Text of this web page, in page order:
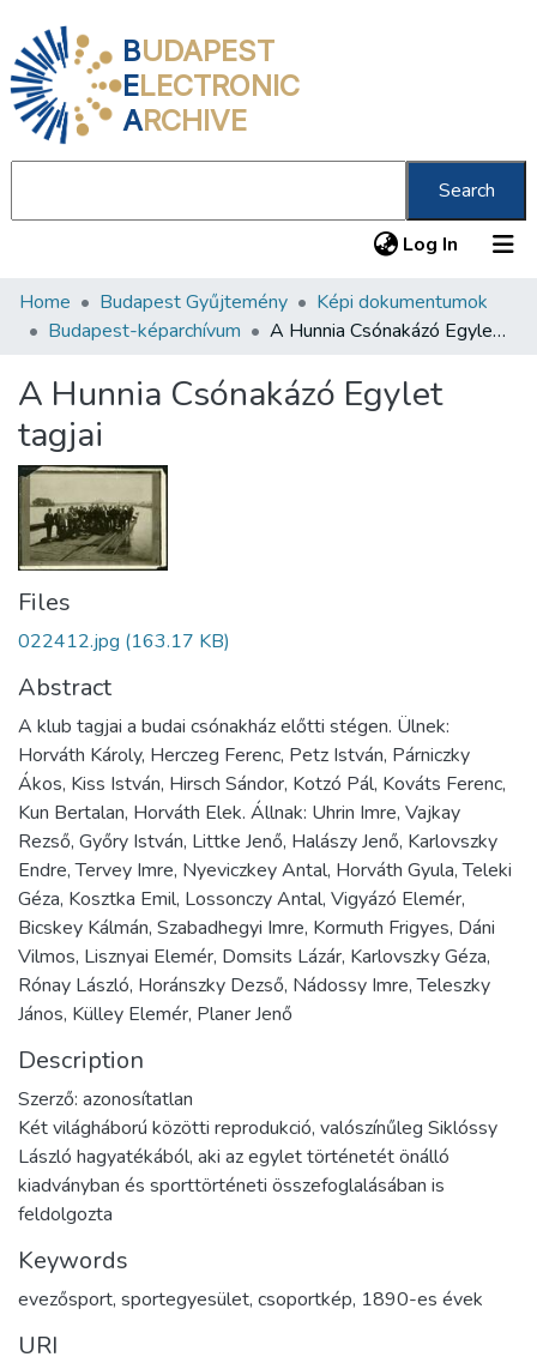
BUDAPEST
ELECTRONIC
ARCHIVE
Search
Log In (current)
Communities & Collections
Statistics
About us
Home Budapest Gyűjtemény
Képi dokumentumok
Budapest-képarchívum
A Hunnia Csónakázó Egylet tagjai
A Hunnia Csónakázó Egylet
tagjai
Files
022412.jpg (163.17 KB)
Abstract
A klub tagjai a budai csónakház előtti stégen. Ülnek:
Horváth Károly, Herczeg Ferenc, Petz István, Párniczky
Ákos, Kiss István, Hirsch Sándor, Kotzó Pál, Kováts Ferenc,
Kun Bertalan, Horváth Elek. Állnak: Uhrin Imre, Vajkay
Rezső, Győry István, Littke Jenő, Halászy Jenő, Karlovszky
Endre, Tervey Imre, Nyeviczkey Antal, Horváth Gyula, Teleki
Géza, Kosztka Emil, Lossonczy Antal, Vigyázó Elemér,
Bicskey Kálmán, Szabadhegyi Imre, Kormuth Frigyes, Dáni
Vilmos, Lisznyai Elemér, Domsits Lázár, Karlovszky Géza,
Rónay László, Horánszky Dezső, Nádossy Imre, Teleszky
János, Külley Elemér, Planer Jenő
Description
Szerző: azonosítatlan
Két világháború közötti reprodukció, valószínűleg Siklóssy
László hagyatékából, aki az egylet történetét önálló
kiadványban és sporttörténeti összefoglalásában is
feldolgozta
Keywords
evezősport, sportegyesület, csoportkép, 1890-es évek
URI